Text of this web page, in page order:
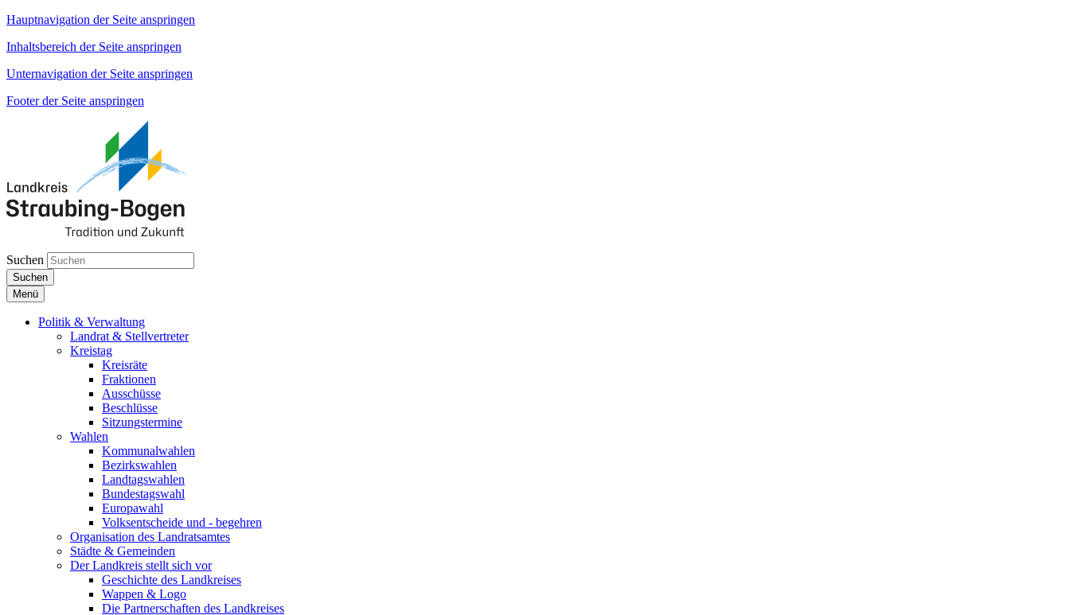
Hauptnavigation der Seite anspringen
Inhaltsbereich der Seite anspringen
Unternavigation der Seite anspringen
Footer der Seite anspringen
Suchen
Suchen
Menü
Politik & Verwaltung
Landrat & Stellvertreter
Kreistag
Kreisräte
Fraktionen
Ausschüsse
Beschlüsse
Sitzungstermine
Wahlen
Kommunalwahlen
Bezirkswahlen
Landtagswahlen
Bundestagswahl
Europawahl
Volksentscheide und - begehren
Organisation des Landratsamtes
Städte & Gemeinden
Der Landkreis stellt sich vor
Geschichte des Landkreises
Wappen & Logo
Die Partnerschaften des Landkreises